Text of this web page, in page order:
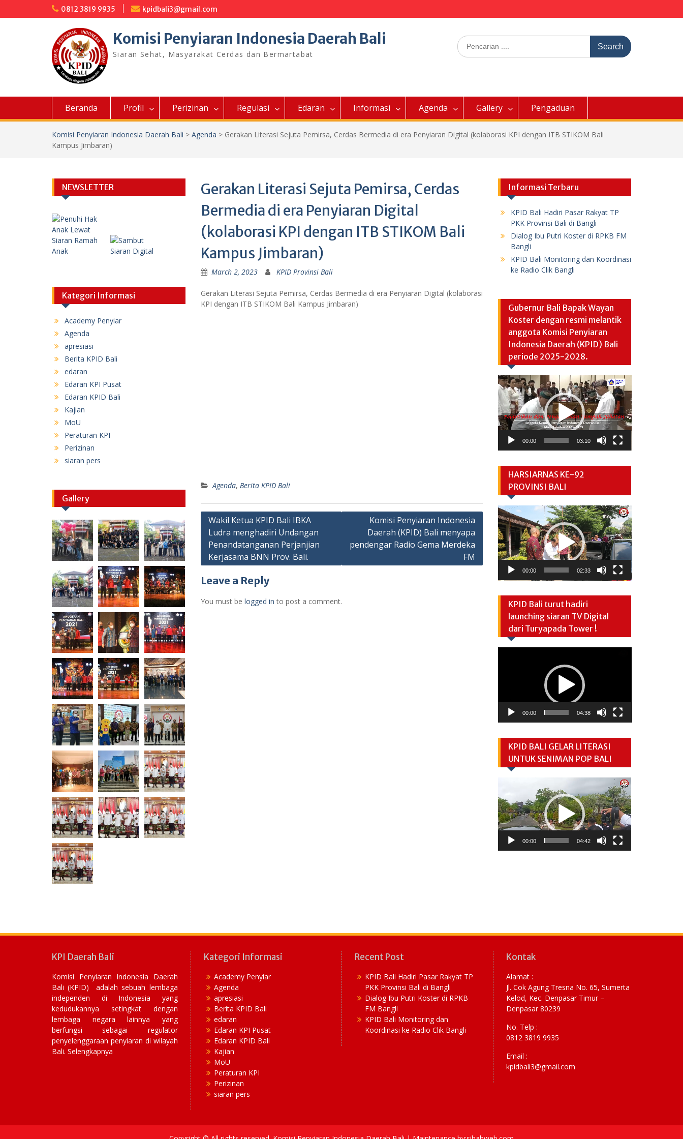
to
0812 3819 9935 kpidbali3@gmail.com
Komisi Penyiaran Indonesia Daerah Bali
Siaran Sehat, Masyarakat Cerdas dan Bermartabat
Search
for:
Beranda Profil Perizinan Regulasi Edaran Informasi Agenda Gallery Pengaduan
Komisi Penyiaran Indonesia Daerah Bali > Agenda > Gerakan Literasi Sejuta Pemirsa, Cerdas Bermedia di era Penyiaran Digital (kolaborasi KPI dengan ITB STIKOM Bali
Kampus Jimbaran)
Gerakan Literasi Sejuta Pemirsa, Cerdas
Bermedia di era Penyiaran Digital
(kolaborasi KPI dengan ITB STIKOM Bali
Kampus Jimbaran)
March 2, 2023 KPID Provinsi Bali
Gerakan Literasi Sejuta Pemirsa, Cerdas Bermedia di era Penyiaran Digital (kolaborasi
KPI dengan ITB STIKOM Bali Kampus Jimbaran)
Agenda, Berita KPID Bali
Post
navigation
Wakil Ketua KPID Bali IBKA
Ludra menghadiri Undangan
Penandatanganan Perjanjian
Kerjasama BNN Prov. Bali.
Komisi Penyiaran Indonesia
Daerah (KPID) Bali menyapa
pendengar Radio Gema Merdeka
FM
Leave a Reply
You must be logged in to post a comment.
NEWSLETTER
Kategori Informasi
Academy Penyiar
Agenda
apresiasi
Berita KPID Bali
edaran
Edaran KPI Pusat
Edaran KPID Bali
Kajian
MoU
Peraturan KPI
Perizinan
siaran pers
Gallery
Informasi Terbaru
KPID Bali Hadiri Pasar Rakyat TP
PKK Provinsi Bali di Bangli
Dialog Ibu Putri Koster di RPKB FM
Bangli
KPID Bali Monitoring dan Koordinasi
ke Radio Clik Bangli
Gubernur Bali Bapak Wayan
Koster dengan resmi melantik
anggota Komisi Penyiaran
Indonesia Daerah (KPID) Bali
periode 2025-2028.
Video
Player
00:00 03:10
HARSIARNAS KE-92
PROVINSI BALI
Video
Player
00:00 02:33
KPID Bali turut hadiri
launching siaran TV Digital
dari Turyapada Tower !
00:00 04:38
KPID BALI GELAR LITERASI
UNTUK SENIMAN POP BALI
Player
00:00 04:42
KPI Daerah Bali
Komisi Penyiaran Indonesia Daerah
Bali (KPID) adalah sebuah lembaga
independen di Indonesia yang
kedudukannya setingkat dengan
lembaga negara lainnya yang
berfungsi sebagai regulator
penyelenggaraan penyiaran di wilayah
Bali. Selengkapnya
Kategori Informasi
Academy Penyiar
Agenda
apresiasi
Berita KPID Bali
edaran
Edaran KPI Pusat
Edaran KPID Bali
Kajian
MoU
Peraturan KPI
Perizinan
siaran pers
Recent Post
KPID Bali Hadiri Pasar Rakyat TP
PKK Provinsi Bali di Bangli
Dialog Ibu Putri Koster di RPKB
FM Bangli
KPID Bali Monitoring dan
Koordinasi ke Radio Clik Bangli
Kontak
Alamat :
Jl. Cok Agung Tresna No. 65, Sumerta
Kelod, Kec. Denpasar Timur –
Denpasar 80239
No. Telp :
0812 3819 9935
Email :
kpidbali3@gmail.com